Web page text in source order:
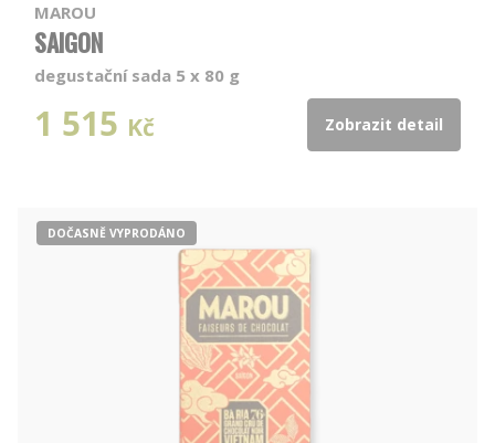
MAROU
SAIGON
degustační sada 5 x 80 g
1 515 Kč Zobrazit detail
DOČASNĚ VYPRODÁNO